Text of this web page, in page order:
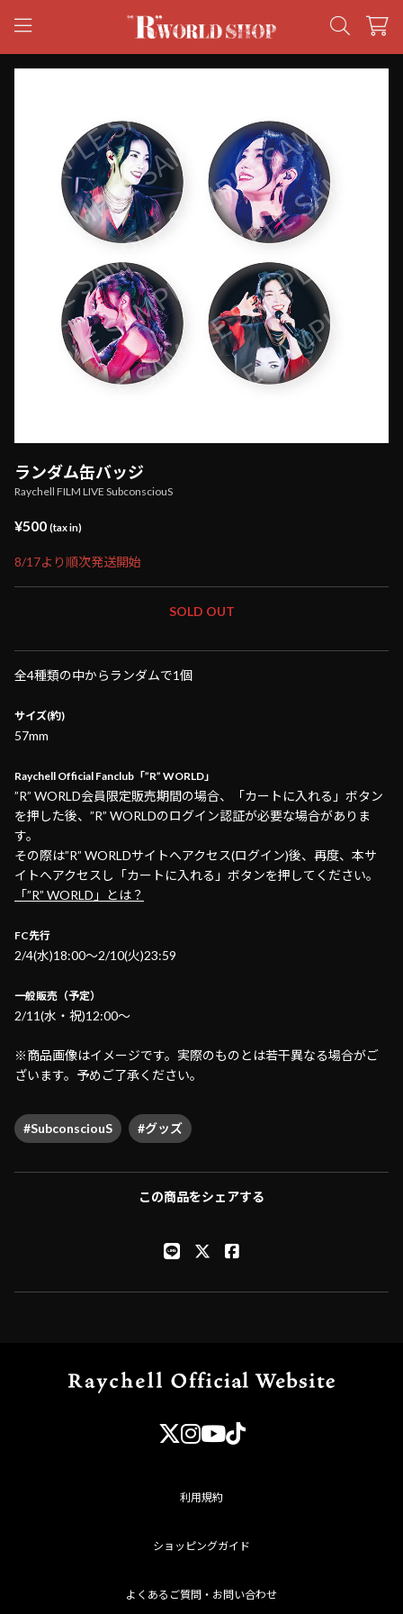
ランダム缶バッジ
Raychell FILM LIVE SubconsciouS
¥500 (tax in)
8/17より順次発送開始
SOLD OUT
全4種類の中からランダムで1個
サイズ(約)
57mm
Raychell Official Fanclub「”R” WORLD」
”R” WORLD会員限定販売期間の場合、「カートに入れる」ボタン
を押した後、”R” WORLDのログイン認証が必要な場合がありま
す。
その際は”R” WORLDサイトへアクセス(ログイン)後、再度、本サ
イトへアクセスし「カートに入れる」ボタンを押してください。
「”R” WORLD」とは？
FC先行
2/4(水)18:00〜2/10(火)23:59
一般販売（予定）
2/11(水・祝)12:00〜
※商品画像はイメージです。実際のものとは若干異なる場合がご
ざいます。予めご了承ください。
#SubconsciouS #グッズ
この商品をシェアする
利用規約
ショッピングガイド
よくあるご質問・お問い合わせ